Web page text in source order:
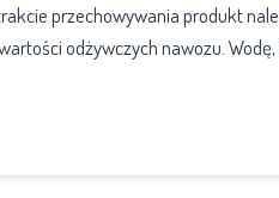
przechowywania produkt
odżywczych nawozu.